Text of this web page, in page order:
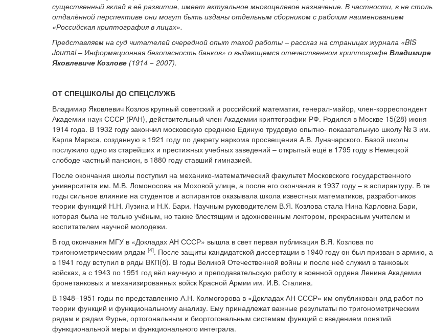
существенный вклад в её развитие, имеет актуальное многоцелевое назначение. В частности, в не столь
отдалённой перспективе они могут быть изданы отдельным сборником с рабочим наименованием
«Российская криптография в лицах».
Представляем на суд читателей очередной опыт такой работы – рассказ на страницах журнала «BIS
Journal – Информационная безопасность банков» о выдающемся отечественном криптографе Владимире
Яковлевиче Козлове (1914 − 2007).
ОТ СПЕЦШКОЛЫ ДО СПЕЦСЛУЖБ
Владимир Яковлевич Козлов крупный советский и российский математик, генерал-майор, член-корреспондент
Академии наук СССР (РАН), действительный член Академии криптографии РФ. Родился в Москве 15(28) июня
1914 года. В 1932 году закончил московскую среднюю Единую трудовую опытно- показательную школу № 3 им.
Карла Маркса, созданную в 1921 году по декрету наркома просвещения А.В. Луначарского. Базой школы
послужило одно из старейших и престижных учебных заведений – открытый ещё в 1795 году в Немецкой
слободе частный пансион, в 1880 году ставший гимназией.
После окончания школы поступил на механико-математический факультет Московского государственного
университета им. М.В. Ломоносова на Моховой улице, а после его окончания в 1937 году – в аспирантуру. В те
годы сильное влияние на студентов и аспирантов оказывала школа известных математиков, разработчиков
теории функций Н.Н. Лузина и Н.К. Бари. Научным руководителем В.Я. Козлова стала Нина Карловна Бари,
которая была не только учёным, но также блестящим и вдохновенным лектором, прекрасным учителем и
воспитателем научной молодежи.
В год окончания МГУ в «Докладах АН СССР» вышла в свет первая публикация В.Я. Козлова по
тригонометрическим рядам [4]. После защиты кандидатской диссертации в 1940 году он был призван в армию, а
в 1941 году вступил в ряды ВКП(б). В годы Великой Отечественной войны и после неё служил в танковых
войсках, а с 1943 по 1951 год вёл научную и преподавательскую работу в военной ордена Ленина Академии
бронетанковых и механизированных войск Красной Армии им. И.В. Сталина.
В 1948–1951 годы по представлению А.Н. Колмогорова в «Докладах АН СССР» им опубликован ряд работ по
теории функций и функциональному анализу. Ему принадлежат важные результаты по тригонометрическим
рядам и рядам Фурье, ортогональным и биортогональным системам функций с введением понятий
функциональной меры и функционального интеграла.